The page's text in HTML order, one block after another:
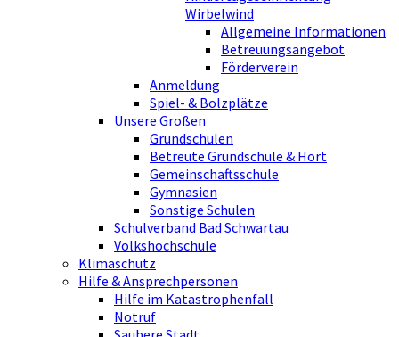
Wirbelwind
Allgemeine Informationen
Betreuungsangebot
Förderverein
Anmeldung
Spiel- & Bolzplätze
Unsere Großen
Grundschulen
Betreute Grundschule & Hort
Gemeinschaftsschule
Gymnasien
Sonstige Schulen
Schulverband Bad Schwartau
Volkshochschule
Klimaschutz
Hilfe & Ansprechpersonen
Hilfe im Katastrophenfall
Notruf